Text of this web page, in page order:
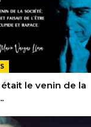
était le venin de la